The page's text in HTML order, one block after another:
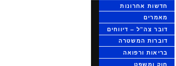
חדשות אחרונות
מאמרים
דובר צה”ל – דיווחים
דוברות המשטרה
בריאות ורפואה
חוק ומשפט